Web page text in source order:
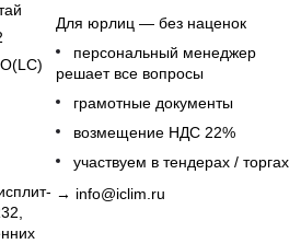
Для юрлиц — без наценок
персональный менеджер
решает все вопросы
грамотные документы
возмещение НДС 22%
участвуем в тендерах / торгах
→ info@iclim.ru